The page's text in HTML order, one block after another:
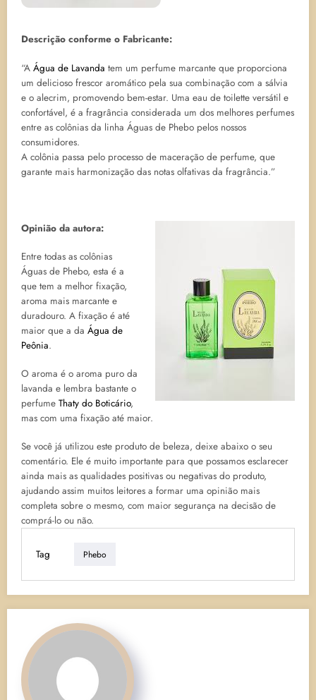
Descrição conforme o Fabricante:
“A Água de Lavanda tem um perfume marcante que proporciona
um delicioso frescor aromático pela sua combinação com a sálvia
e o alecrim, promovendo bem-estar. Uma eau de toilette versátil e
confortável, é a fragrância considerada um dos melhores perfumes
entre as colônias da linha Águas de Phebo pelos nossos
consumidores.
A colônia passa pelo processo de maceração de perfume, que
garante mais harmonização das notas olfativas da fragrância.”
Opinião da autora:
Entre todas as colônias
Águas de Phebo, esta é a
que tem a melhor fixação,
aroma mais marcante e
duradouro. A fixação é até
maior que a da Água de
Peônia.
O aroma é o aroma puro da
lavanda e lembra bastante o
perfume Thaty do Boticário,
mas com uma fixação até maior.
Se você já utilizou este produto de beleza, deixe abaixo o seu
comentário. Ele é muito importante para que possamos esclarecer
ainda mais as qualidades positivas ou negativas do produto,
ajudando assim muitos leitores a formar uma opinião mais
completa sobre o mesmo, com maior segurança na decisão de
comprá-lo ou não.
Tag Phebo